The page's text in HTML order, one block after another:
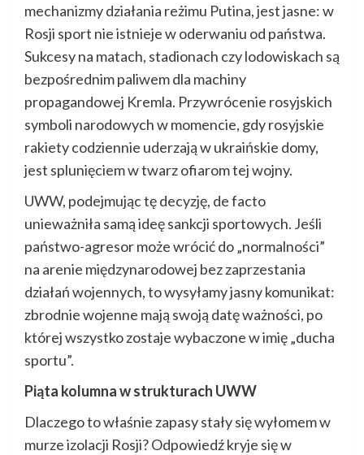
mechanizmy działania reżimu Putina, jest jasne: w
Rosji sport nie istnieje w oderwaniu od państwa.
Sukcesy na matach, stadionach czy lodowiskach są
bezpośrednim paliwem dla machiny
propagandowej Kremla. Przywrócenie rosyjskich
symboli narodowych w momencie, gdy rosyjskie
rakiety codziennie uderzają w ukraińskie domy,
jest splunięciem w twarz ofiarom tej wojny.
UWW, podejmując tę decyzję, de facto
unieważniła samą ideę sankcji sportowych. Jeśli
państwo-agresor może wrócić do „normalności”
na arenie międzynarodowej bez zaprzestania
działań wojennych, to wysyłamy jasny komunikat:
zbrodnie wojenne mają swoją datę ważności, po
której wszystko zostaje wybaczone w imię „ducha
sportu”.
Piąta kolumna w strukturach UWW
Dlaczego to właśnie zapasy stały się wyłomem w
murze izolacji Rosji? Odpowiedź kryje się w